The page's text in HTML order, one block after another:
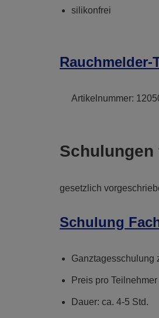
silikonfrei
Rauchmelder-
Artikelnummer:
gesetzlich
Schulung
Ganztagesschulung
Preis pro Teilnehmer
Dauer: ca. 4-5 Std.